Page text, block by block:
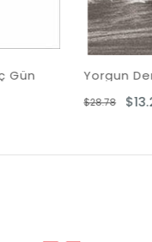
Yorgun Deniz
$13.22